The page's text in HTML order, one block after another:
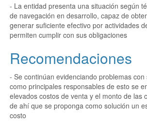
- La entidad presenta una situación según
de navegación en desarrollo, capaz de
generar suficiente efectivo por actividades
permiten cumplir con sus obligaciones
Recomendaciones
- Se continúan evidenciando problemas
como principales responsables de esto se
elevados costos de venta y el monto de las
de ahí que se proponga como solución un
costo